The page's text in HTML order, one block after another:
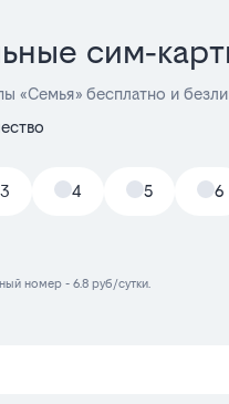
«Семья» бесплатно и
3 4 5 6
номер - 6.8 руб/сутки.